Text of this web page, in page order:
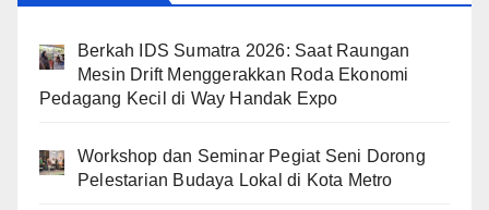
Berkah IDS Sumatra 2026: Saat Raungan
Mesin Drift Menggerakkan Roda Ekonomi
Pedagang Kecil di Way Handak Expo
Workshop dan Seminar Pegiat Seni Dorong
Pelestarian Budaya Lokal di Kota Metro